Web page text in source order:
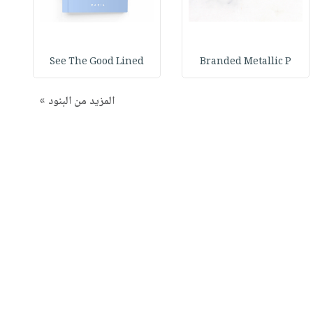
Branded Metallic P
See The Good Lined
المزيد من البنود »